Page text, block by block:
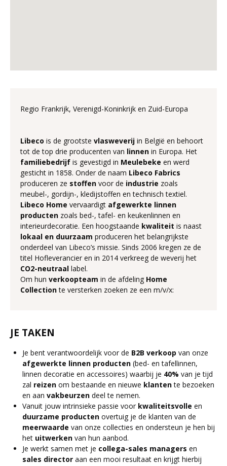
Regio Frankrijk, Verenigd-Koninkrijk en Zuid-Europa
Libeco is de grootste vlasweverij in België en behoort
tot de top drie producenten van linnen in Europa. Het
familiebedrijf is gevestigd in Meulebeke en werd
gesticht in 1858. Onder de naam Libeco Fabrics
produceren ze stoffen voor de industrie zoals
meubel-, gordijn-, kledijstoffen en technisch textiel.
Libeco Home vervaardigt afgewerkte linnen
producten zoals bed-, tafel- en keukenlinnen en
interieurdecoratie. Een hoogstaande kwaliteit is naast
lokaal en duurzaam produceren het belangrijkste
onderdeel van Libeco’s missie. Sinds 2006 kregen ze de
titel Hofleverancier en in 2014 verkreeg de weverij het
CO2-neutraal label.
Om hun verkoopteam in de afdeling Home
Collectionte versterken zoeken ze een m/v/x:
JE TAKEN
Je bent verantwoordelijk voor de B2B verkoop van onze
afgewerkte linnen producten (bed- en tafellinnen,
linnen decoratie en accessoires) waarbij je 40% van je tijd
zal reizen om bestaande en nieuwe klantente bezoeken
en aan vakbeurzen deel te nemen.
Vanuit jouw intrinsieke passie voor kwaliteitsvolle en
duurzame producten overtuig je de klanten van de
meerwaarde van onze collecties en ondersteun je hen bij
het uitwerken van hun aanbod.
Je werkt samen met je collega-sales managers en
sales director aan een mooi resultaat en krijgt hierbij